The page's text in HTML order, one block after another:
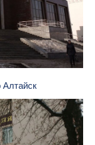
Алтайск